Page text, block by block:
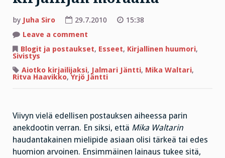
by Juha Siro 29.7.2010
15:38
Leave a comment
koira
vahtii
moraalia
Blogit ja postaukset, Esseet, Kirjallinen huumori,
Sivistys
Aiotko kirjailijaksi, Jalmari Jäntti, Mika Waltari,
Ritva Haavikko, Yrjö Jäntti
Viivyn vielä edellisen postauksen aiheessa parin
anekdootin verran. En siksi, että Mika Waltarin
haudantakainen mielipide asiaan olisi tärkeä tai edes
huomion arvoinen. Ensimmäinen lainaus tukee sitä,